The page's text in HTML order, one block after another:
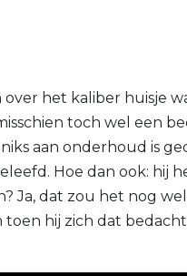
het kaliber huisje
toch wel een
aan onderhoud is
Hoe dan ook: hij
Ja, dat zou het nog
toen hij zich dat